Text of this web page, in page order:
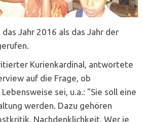
Jahr 2016 als das Jahr der
Kurienkardinal, antwortete
auf die Frage, ob
sei, u.a.: "Sie soll eine
werden. Dazu gehören
Nachdenklichkeit. Wer je